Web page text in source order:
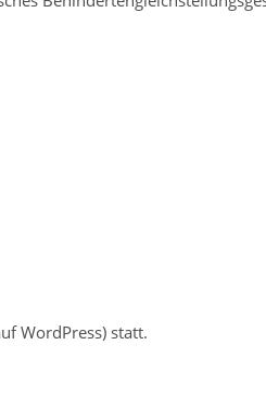
WordPress) statt.